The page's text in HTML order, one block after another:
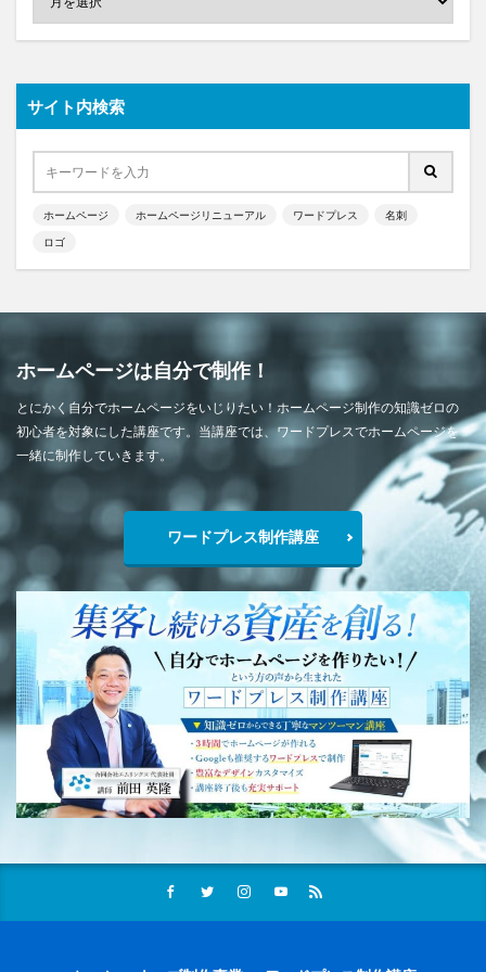
サイト内検索
ホームページ ホームページリニューアル ワードプレス 名刺
ロゴ
ホームページは自分で制作！
とにかく自分でホームページをいじりたい！ホームページ制作の知識ゼロの
初心者を対象にした講座です。当講座では、ワードプレスでホームページを
一緒に制作していきます。
ワードプレス制作講座